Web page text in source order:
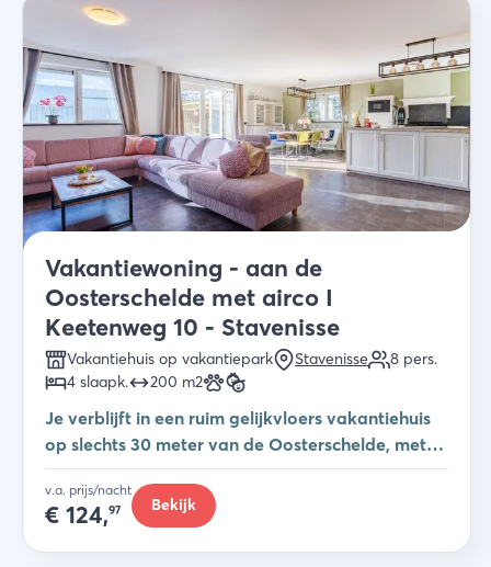
Vakantiewoning - aan de
Oosterschelde met airco I
Keetenweg 10 - Stavenisse
Vakantiehuis op vakantiepark Stavenisse 8 pers.
4 slaapk. 200 m2
Je verblijft in een ruim gelijkvloers vakantiehuis
op slechts 30 meter van de Oosterschelde, met
airco, omheinde tuin en volop faciliteiten voor
een ontspannen familievakantie
v.a. prijs/nacht
€ 124,97 Bekijk